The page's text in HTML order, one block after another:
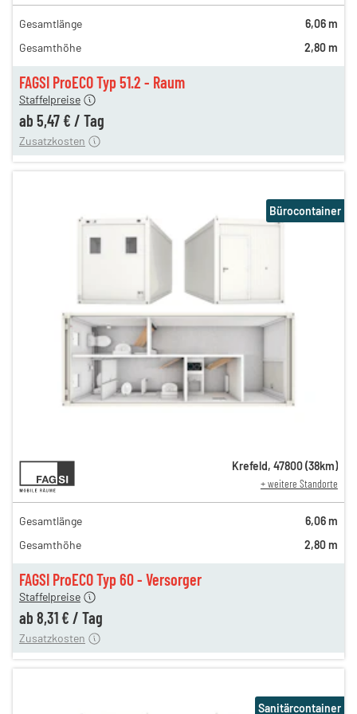
FAGSI ProECO Typ 51.2 - Raum
9,24 €
6,74 €
5,64 €
Staffelpreise
ab 5,47 € / Tag
180,00 €
110,00 €
Zusatzkosten
Gesamtlänge
6,06 m
Gesamthöhe
2,80 m
FAGSI ProECO Typ 60 - Versorger
12,81 €
12,81 €
10,97 €
9,24 €
8,64 €
Staffelpreise
ab 8,31 € / Tag
180,00 €
110,00 €
Zusatzkosten
Bürocontainer
Krefeld, 47800(38km)
+ weitere Standorte
Gesamtlänge
6,06 m
Gesamthöhe
2,80 m
Sanitärcontainer